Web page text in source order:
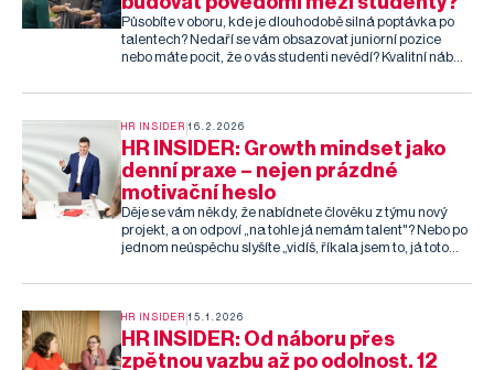
Působíte v oboru, kde je dlouhodobě silná poptávka po
talentech? Nedaří se vám obsazovat juniorní pozice
nebo máte pocit, že o vás studenti nevědí? Kvalitní nábor
s budováním značky zaměstnavatele – employer
vztahu k univerzitám? Sdílíme zkušenosti z více než
deseti let budování přítomnosti mezi studenty.
HR INSIDER 16.2.2026
HR INSIDER: Growth mindset jako
denní praxe – nejen prázdné
motivační heslo
Děje se vám někdy, že nabídnete člověku z týmu nový
projekt, a on odpoví „na tohle já nemám talent"? Nebo po
jednom neúspěchu slyšíte „vidíš, říkala jsem to, já toto
nastavení mysli – nikoliv vrozený talent – je pro
pracovat a podporovat kulturu růstu ve vaší organizaci?
Co funguje nám ve Frank Bold?
HR INSIDER 15.1.2026
HR INSIDER: Od náboru přes
zpětnou vazbu až po odolnost. 12